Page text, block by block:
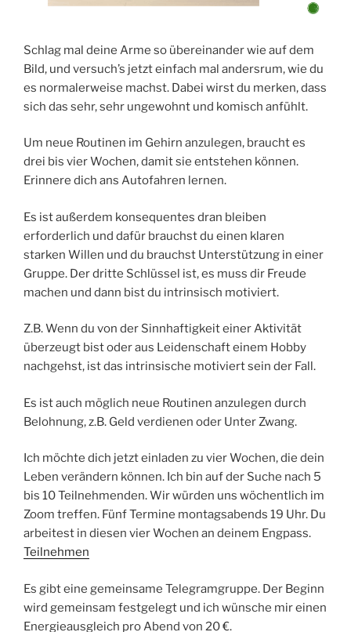
Schlag mal deine Arme so übereinander wie auf dem
Bild, und versuch’s jetzt einfach mal andersrum, wie du
es normalerweise machst. Dabei wirst du merken, dass
sich das sehr, sehr ungewohnt und komisch anfühlt.
Um neue Routinen im Gehirn anzulegen, braucht es
drei bis vier Wochen, damit sie entstehen können.
Erinnere dich ans Autofahren lernen.
Es ist außerdem konsequentes dran bleiben
erforderlich und dafür brauchst du einen klaren
starken Willen und du brauchst Unterstützung in einer
Gruppe. Der dritte Schlüssel ist, es muss dir Freude
machen und dann bist du intrinsisch motiviert.
Z.B. Wenn du von der Sinnhaftigkeit einer Aktivität
überzeugt bist oder aus Leidenschaft einem Hobby
nachgehst, ist das intrinsische motiviert sein der Fall.
Es ist auch möglich neue Routinen anzulegen durch
Belohnung, z.B. Geld verdienen oder Unter Zwang.
Ich möchte dich jetzt einladen zu vier Wochen, die dein
Leben verändern können. Ich bin auf der Suche nach 5
bis 10 Teilnehmenden. Wir würden uns wöchentlich im
Zoom treffen. Fünf Termine montagsabends 19 Uhr. Du
arbeitest in diesen vier Wochen an deinem Engpass.
Teilnehmen
Es gibt eine gemeinsame Telegramgruppe. Der Beginn
wird gemeinsam festgelegt und ich wünsche mir einen
Energieausgleich pro Abend von 20 €.